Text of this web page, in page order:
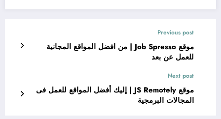
Previous post
موقع Job Spresso | من افضل المواقع المجانية
للعمل عن بعد
Next post
موقع JS Remotely | إليك أفضل المواقع للعمل فى
المجالات البرمجية